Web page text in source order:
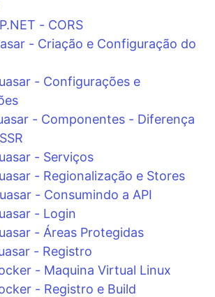
- CORS
- Criação e Configuração do
- Configurações e
- Componentes - Diferença
- Serviços
- Regionalização e Stores
- Consumindo a API
- Login
- Áreas Protegidas
- Registro
- Maquina Virtual Linux
- Registro e Build